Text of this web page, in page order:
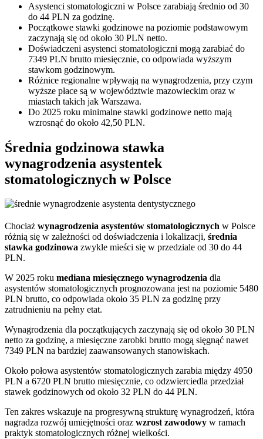
Asystenci stomatologiczni w Polsce zarabiają średnio od 30
do 44 PLN za godzinę.
Początkowe stawki godzinowe na poziomie podstawowym
zaczynają się od około 30 PLN netto.
Doświadczeni asystenci stomatologiczni mogą zarabiać do
7349 PLN brutto miesięcznie, co odpowiada wyższym
stawkom godzinowym.
Różnice regionalne wpływają na wynagrodzenia, przy czym
wyższe płace są w województwie mazowieckim oraz w
miastach takich jak Warszawa.
Do 2025 roku minimalne stawki godzinowe netto mają
wzrosnąć do około 42,50 PLN.
Średnia godzinowa stawka
wynagrodzenia asystentek
stomatologicznych w Polsce
Chociaż wynagrodzenia asystentów stomatologicznych w Polsce
różnią się w zależności od doświadczenia i lokalizacji, średnia
stawka godzinowa zwykle mieści się w przedziale od 30 do 44
PLN.
W 2025 roku mediana miesięcznego wynagrodzenia dla
asystentów stomatologicznych prognozowana jest na poziomie 5480
PLN brutto, co odpowiada około 35 PLN za godzinę przy
zatrudnieniu na pełny etat.
Wynagrodzenia dla początkujących zaczynają się od około 30 PLN
netto za godzinę, a miesięczne zarobki brutto mogą sięgnąć nawet
7349 PLN na bardziej zaawansowanych stanowiskach.
Około połowa asystentów stomatologicznych zarabia między 4950
PLN a 6720 PLN brutto miesięcznie, co odzwierciedla przedział
stawek godzinowych od około 32 PLN do 44 PLN.
Ten zakres wskazuje na progresywną strukturę wynagrodzeń, która
nagradza rozwój umiejętności oraz wzrost zawodowy w ramach
praktyk stomatologicznych różnej wielkości.